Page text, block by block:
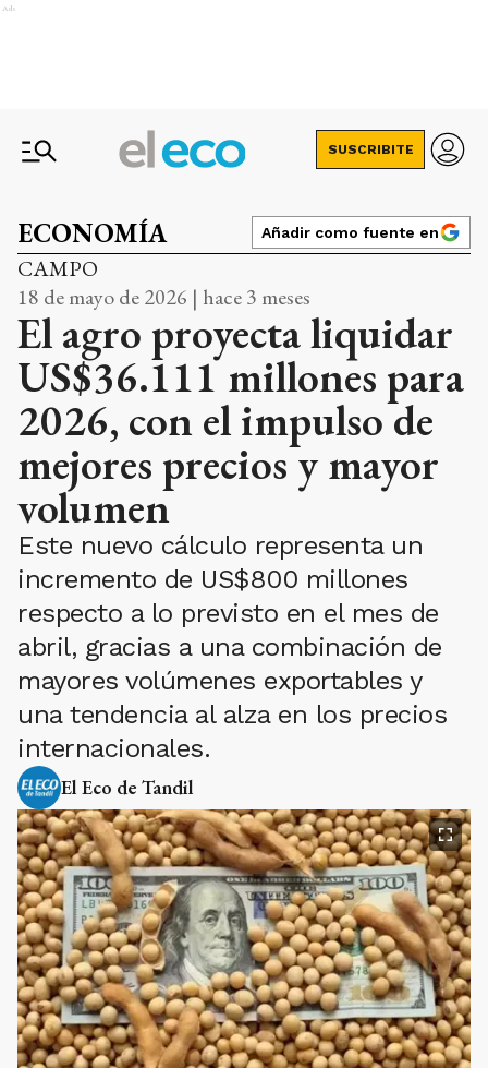
Ads
SUSCRIBITE
ECONOMÍA Añadir como fuente en
CAMPO
18 de mayo de 2026 | hace 3 meses
El agro proyecta liquidar
US$36.111 millones para
2026, con el impulso de
mejores precios y mayor
volumen
Este nuevo cálculo representa un
incremento de US$800 millones
respecto a lo previsto en el mes de
abril, gracias a una combinación de
mayores volúmenes exportables y
una tendencia al alza en los precios
internacionales.
El Eco de Tandil